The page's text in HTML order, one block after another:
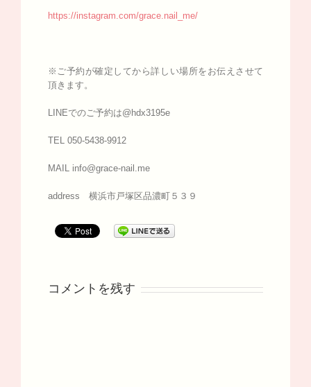
https://instagram.com/grace.nail_me/
※ご予約が確定してから詳しい場所をお伝えさせて
頂きます。
LINEでのご予約は@hdx3195e
TEL 050-5438-9912
MAIL info@grace-nail.me
address 横浜市戸塚区品濃町５３９
コメントを残す